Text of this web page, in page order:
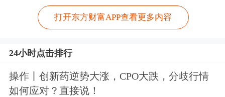
打开东方财富APP查看更多内容
24小时点击排行
操作丨创新药逆势大涨，CPO大跌，分歧行情
如何应对？直接说！